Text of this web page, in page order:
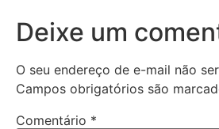
Deixe um
O seu endereço de e-mail não
Campos obrigatórios são
Comentário *